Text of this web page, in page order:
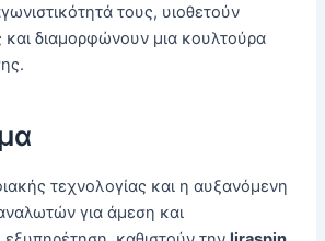
τους, υιοθετούν
και διαμορφώνουν μια κουλτούρα
τεχνολογίας και η αυξανόμενη
για άμεση και